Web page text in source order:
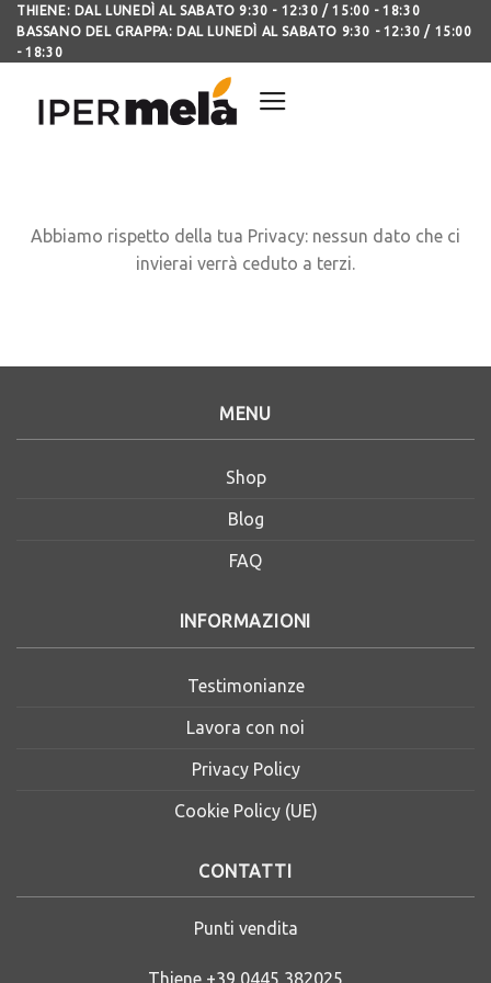
THIENE: DAL LUNEDÌ AL SABATO 9:30 - 12:30 / 15:00 - 18:30
BASSANO DEL GRAPPA: DAL LUNEDÌ AL SABATO 9:30 - 12:30 / 15:00
- 18:30
Abbiamo rispetto della tua Privacy: nessun dato che ci
invierai verrà ceduto a terzi.
MENU
Shop
Blog
FAQ
INFORMAZIONI
Testimonianze
Lavora con noi
Privacy Policy
Cookie Policy (UE)
CONTATTI
Punti vendita
Thiene +39 0445 382025